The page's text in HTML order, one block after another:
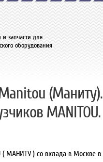
запчасти для
оборудования
MANITOU.
МАНИТУ ) со вклада в Москве